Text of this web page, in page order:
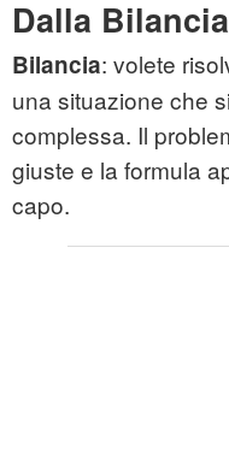
Dalla
Bilancia: volete
una situazione che
complessa. Il
giuste e la formula
capo.